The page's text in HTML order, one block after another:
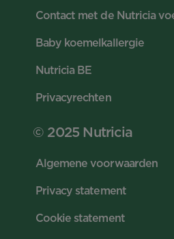
Contact met de Nutricia
Baby koemelkallergie
Nutricia BE
Privacyrechten
© 2025 Nutricia
Algemene voorwaarden
Privacy statement
Cookie statement